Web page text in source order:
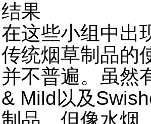
结果
在这些小组中出
传统烟草制品的
并不普遍。虽然
& Mild以及